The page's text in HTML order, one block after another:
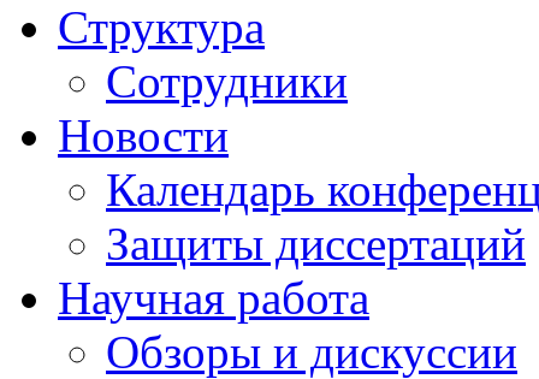
Структура
Сотрудники
Новости
Календарь
Защиты диссертаций
Научная работа
Обзоры и дискуссии